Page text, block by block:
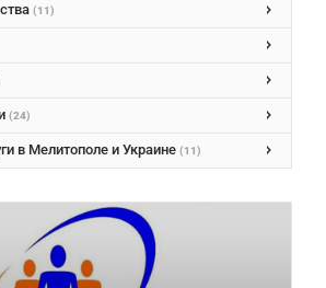
(11)
(24)
в Мелитополе и Украине (11)